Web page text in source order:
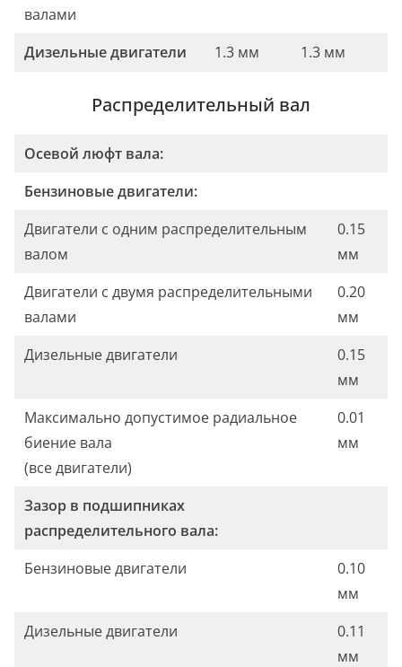
валами
Дизельные двигатели 1.3 мм 1.3 мм
Распределительный вал
Осевой люфт вала:
Бензиновые двигатели:
Двигатели с одним распределительным
валом
0.15
мм
Двигатели с двумя распределительными
валами
0.20
мм
Дизельные двигатели
0.15
мм
Максимально допустимое радиальное
биение вала
(все двигатели)
0.01
мм
Зазор в подшипниках
распределительного вала:
Бензиновые двигатели
0.10
мм
Дизельные двигатели
0.11
мм